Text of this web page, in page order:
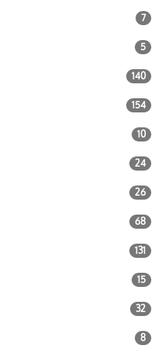
7
5
140
154
10
24
26
68
131
15
32
8